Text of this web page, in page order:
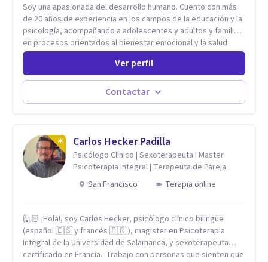
Soy una apasionada del desarrollo humano. Cuento con más
de 20 años de experiencia en los campos de la educación y la
psicología, acompañando a adolescentes y adultos y familias
en procesos orientados al bienestar emocional y la salud
mental. Mi visión es contribuir, a través de mi trabajo, a que
las personas accedan a una vida más digna, plena y con
sentido. Considero que esto es posible cuando
desarrollamos una mayor conciencia de nuestro mundo
interior y de la manera en que nuestras experiencias influyen
basado en la comprensión, la compasión y el respeto por el
ritmo de cada persona. Integro conocimientos y herramientas
de la psicología con un enfoque informado en trauma para
ayudar a mis clientes a comprender sus conflictos internos,
fortalecer sus recursos personales, desarrollar nuevas
autoconciencia como un camino fundamental para la
transformación personal y para construir una vida más
auténtica y significativa.
Ver perfil
Contactar
Carlos Hecker Padilla
Psicólogo Clínico | Sexoterapeuta I Master
Psicoterapia Integral | Terapeuta de Pareja
San Francisco
Terapia online
🙋🏻 ¡Hola!, soy Carlos Hecker, psicólogo clínico bilingüe
(español 🇪🇸 y francés 🇫🇷 ), magister en Psicoterapia
Integral de la Universidad de Salamanca, y sexoterapeuta
certificado en Francia. Trabajo con personas que sienten que